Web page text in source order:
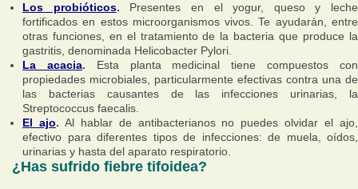
Los probióticos. Presentes en el yogur, queso y leche
fortificados en estos microorganismos vivos. Te ayudarán, entre
otras funciones, en el tratamiento de la bacteria que produce la
gastritis, denominada Helicobacter Pylori.
La acacia. Esta planta medicinal tiene compuestos con
propiedades microbiales, particularmente efectivas contra una de
las bacterias causantes de las infecciones urinarias, la
Streptococcus faecalis.
El ajo. Al hablar de antibacterianos no puedes olvidar el ajo,
efectivo para diferentes tipos de infecciones: de muela, oídos,
urinarias y hasta del aparato respiratorio.
¿Has sufrido fiebre tifoidea?